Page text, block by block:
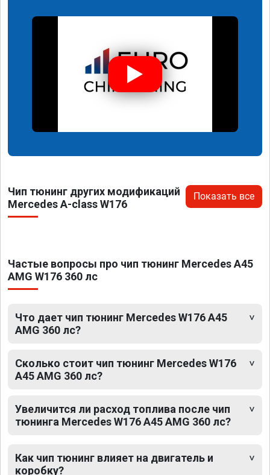
Чип тюнинг других модификаций
Mercedes A-class W176
Показать все
Частые вопросы про чип тюнинг Mercedes A45
AMG W176 360 лс
Что дает чип тюнинг Mercedes W176 A45
AMG 360 лс?
Сколько стоит чип тюнинг Mercedes W176
A45 AMG 360 лс?
Увеличится ли расход топлива после чип
тюнинга Mercedes W176 A45 AMG 360 лс?
Как чип тюнинг влияет на двигатель и
коробку?